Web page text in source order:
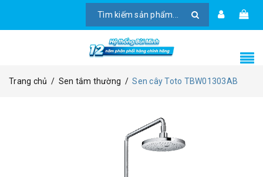
Trang chủ / Sen tắm thường / Sen cây Toto TBW01303AB